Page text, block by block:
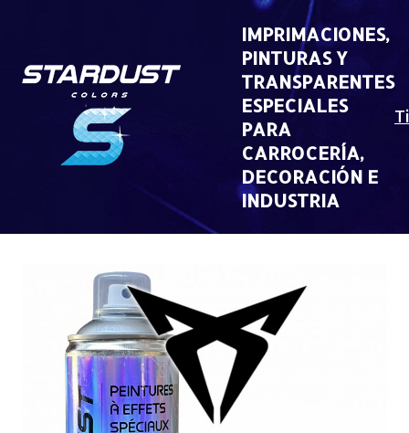
IMPRIMACIONES,
PINTURAS Y
TRANSPARENTES
ESPECIALES
PARA
CARROCERÍA,
DECORACIÓN E
INDUSTRIA